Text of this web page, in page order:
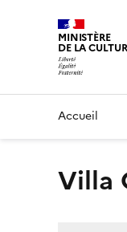
MINISTÈRE
DE LA
Accueil